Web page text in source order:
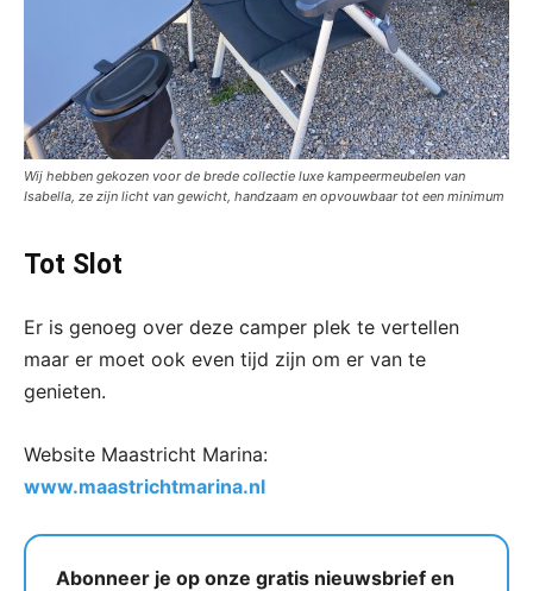
Wij hebben gekozen voor de brede collectie luxe kampeermeubelen van
Isabella, ze zijn licht van gewicht, handzaam en opvouwbaar tot een minimum
Tot Slot
Er is genoeg over deze camper plek te vertellen
maar er moet ook even tijd zijn om er van te
genieten.
Website Maastricht Marina:
www.maastrichtmarina.nl
Abonneer je op onze gratis nieuwsbrief en